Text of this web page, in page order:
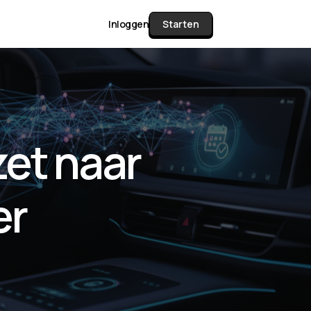
Matrix
alle pakketten en mogelijkheden
documenten verzamelen en facturen
tot controleren, boeken, bank
& klant dashboard.
Inloggen Starten
naar